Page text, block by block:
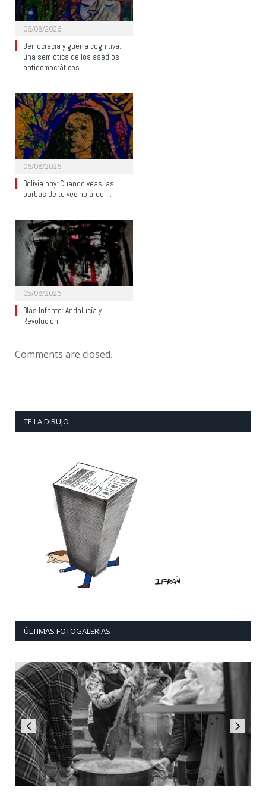
06/08/2026
Democracia y guerra cognitiva:
una semiótica de los asedios
antidemocráticos
06/08/2026
Bolivia hoy: Cuando veas las
barbas de tu vecino arder…
05/08/2026
Blas Infante: Andalucía y
Revolución.
Comments are closed.
TE LA DIBUJO
ÚLTIMAS FOTOGALERÍAS